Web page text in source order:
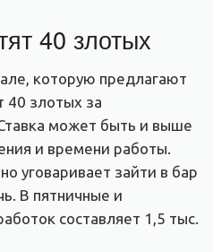
40 злотых
которую предлагают
40 злотых за
может быть и выше
и времени работы.
уговаривает зайти в бар
В пятничные и
составляет 1,5 тыс.